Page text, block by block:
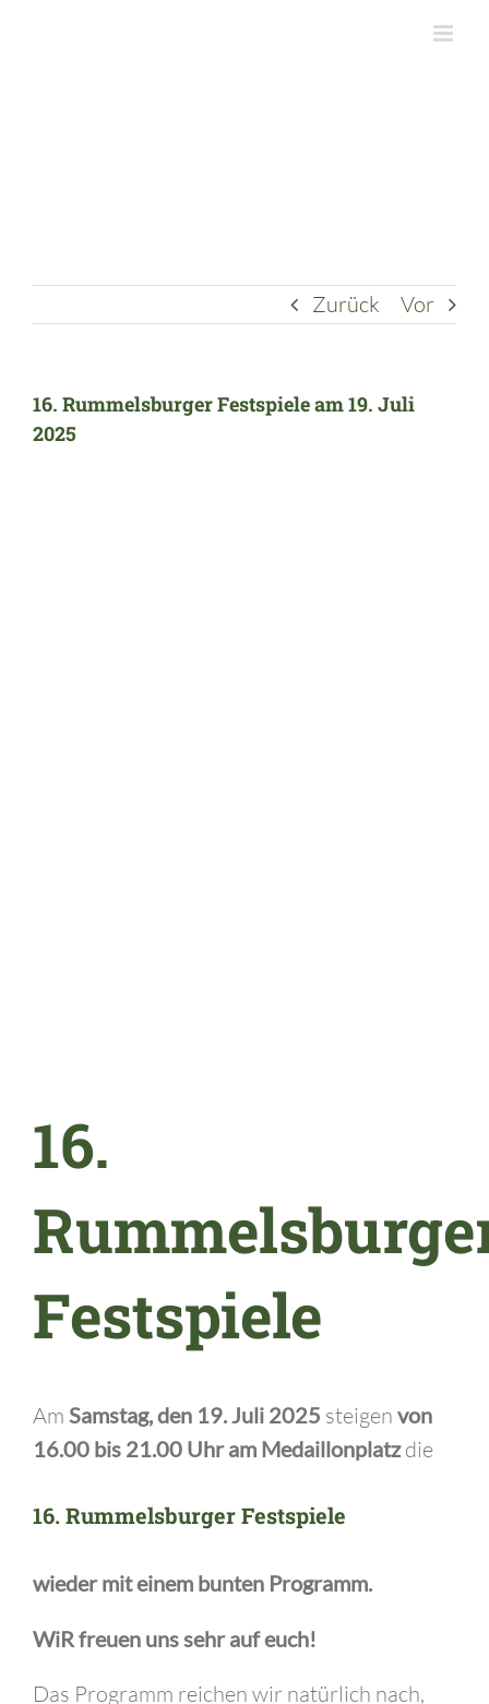
Zurück Vor
16. Rummelsburger Festspiele am 19. Juli
2025
16.
Festspiele
Am Samstag, den 19. Juli 2025 steigen von
16.00 bis 21.00 Uhr am Medaillonplatzdie
16. Rummelsburger Festspiele
wieder mit einem bunten Programm.
WiR freuen uns sehr auf euch!
Das Programm reichen wir natürlich nach,